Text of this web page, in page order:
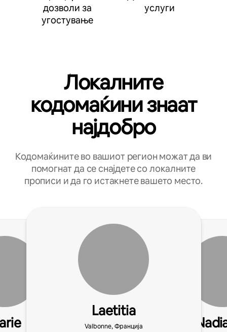
дозволи за
угостување
услуги
Локалните
кодомаќини знаат
најдобро
Кодомаќините во вашиот регион можат да ви
помогнат да се снајдете со локалните
прописи и да го истакнете вашето место.
Laetitia
Valbonne, Франција